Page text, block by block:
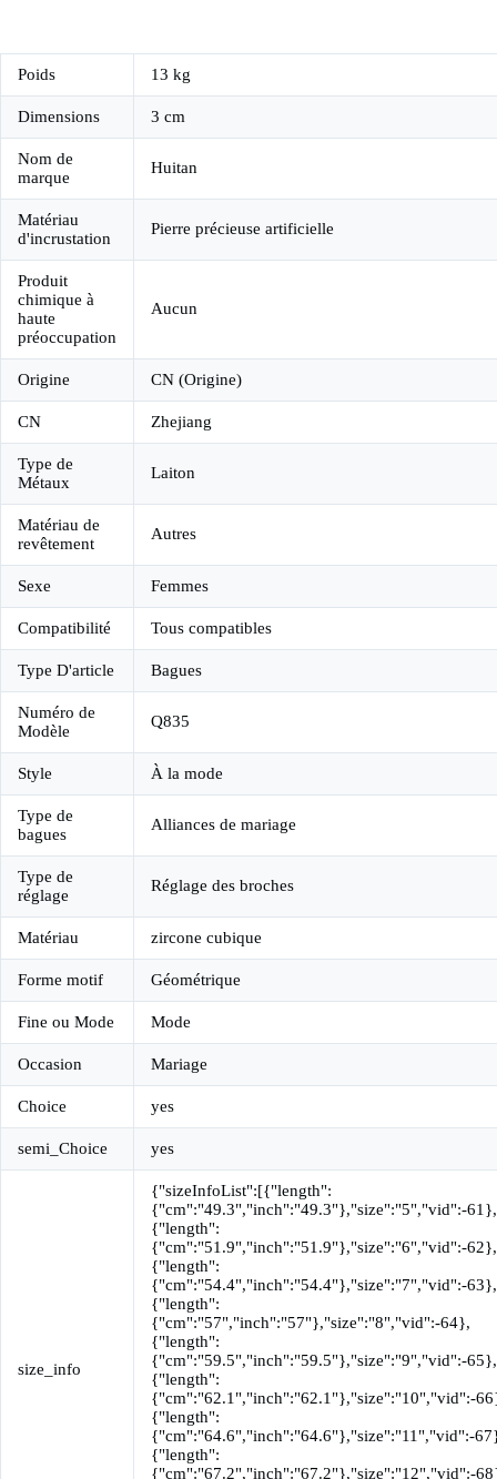
Poids 13 kg
Dimensions 3 cm
Nom de
marque
Huitan
Matériau
d'incrustation
Pierre précieuse artificielle
Produit
chimique à
haute
préoccupation
Aucun
Origine CN (Origine)
CN Zhejiang
Type de
Métaux
Laiton
Matériau de
revêtement
Autres
Sexe Femmes
Compatibilité Tous compatibles
Type D'article Bagues
Numéro de
Modèle
Q835
Style À la mode
Type de
bagues
Alliances de mariage
Type de
réglage
Réglage des broches
Matériau zircone cubique
Forme motif Géométrique
Fine ou Mode Mode
Occasion Mariage
Choice yes
semi_Choice yes
size_info
{"sizeInfoList":[{"length":
{"cm":"49.3","inch":"49.3"},"size":"5","vid":-61},
{"length":
{"cm":"51.9","inch":"51.9"},"size":"6","vid":-62},
{"length":
{"cm":"54.4","inch":"54.4"},"size":"7","vid":-63},
{"length":
{"cm":"57","inch":"57"},"size":"8","vid":-64},
{"length":
{"cm":"59.5","inch":"59.5"},"size":"9","vid":-65},
{"length":
{"cm":"62.1","inch":"62.1"},"size":"10","vid":-
{"length":
{"cm":"64.6","inch":"64.6"},"size":"11","vid":-
{"length":
{"cm":"67.2","inch":"67.2"},"size":"12","vid":-